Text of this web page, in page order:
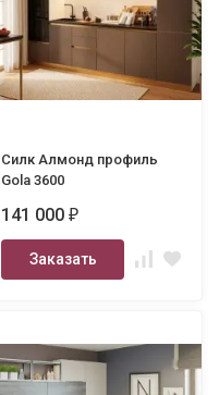
Силк Алмонд профиль
Gola 3600
141 000₽
Заказать